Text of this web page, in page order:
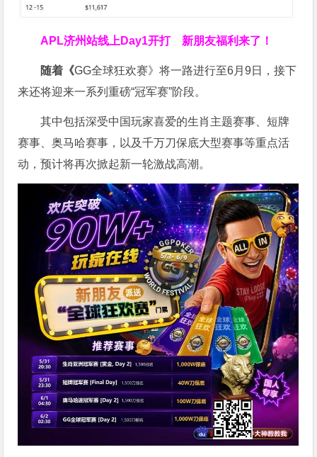
APL济州站线上Day1开打 新朋友福利来了！
随着《GG全球狂欢赛》将一路进行至6月9日，接下
来还将迎来一系列重磅“冠军赛”阶段。
其中包括深受中国玩家喜爱的生肖主题赛事、短牌
赛事、奥马哈赛事，以及千万刀保底大型赛事等重点活
动，预计将再次掀起新一轮激战高潮。